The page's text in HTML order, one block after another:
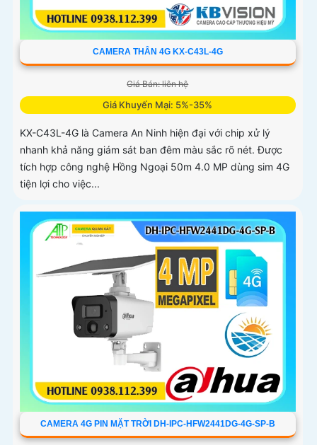
CAMERA THÂN 4G KX-C43L-4G
Giá Bán: liên hệ
Giá Khuyến Mại: 5%-35%
KX-C43L-4G là Camera An Ninh hiện đại với chip xử lý
nhanh khả năng giám sát ban đêm màu sắc rõ nét. Được
tích hợp công nghệ Hồng Ngoại 50m 4.0 MP dùng sim 4G
tiện lợi cho việc...
CAMERA 4G PIN MẶT TRỜI DH-IPC-HFW2441DG-4G-SP-B